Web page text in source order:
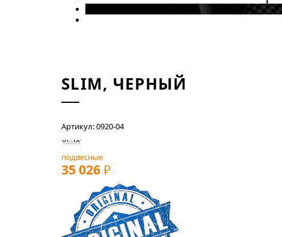
SLIM, ЧЕРНЫЙ
Артикул: 0920-04
подвесные
35 026 РУБ